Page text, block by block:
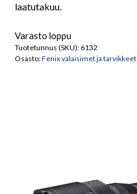
laatutakuu.
Varasto loppu
Tuotetunnus (SKU): 6132
Osasto:Fenix valaisimet ja tarvikkeet